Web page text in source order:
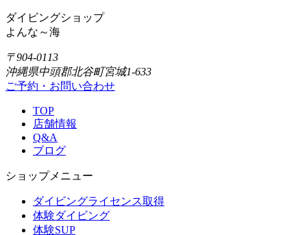
ダイビングショップ
よんな～海
〒904-0113
沖縄県中頭郡北谷町宮城1-633
ご予約・お問い合わせ
TOP
店舗情報
Q&A
ブログ
ショップメニュー
ダイビングライセンス取得
体験ダイビング
体験SUP